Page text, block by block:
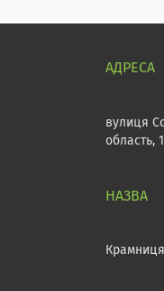
вулиця
область,